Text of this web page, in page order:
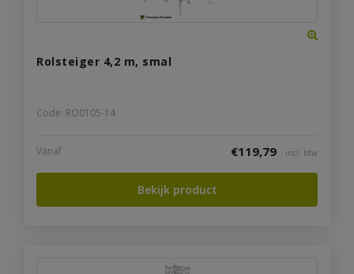
Rolsteiger 4,2 m, smal
Code: RO0105-14
Vanaf €119,79 incl. btw
Bekijk product